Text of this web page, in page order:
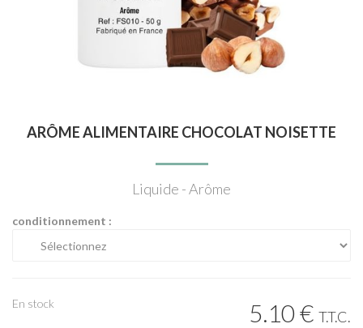
ARÔME ALIMENTAIRE CHOCOLAT NOISETTE
Liquide - Arôme
conditionnement :
5.10€ T.T.C.
En stock